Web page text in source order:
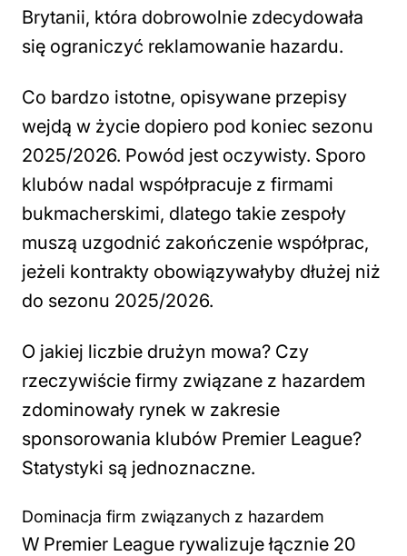
Brytanii, która dobrowolnie zdecydowała
się ograniczyć reklamowanie hazardu.
Co bardzo istotne, opisywane przepisy
wejdą w życie dopiero pod koniec sezonu
2025/2026. Powód jest oczywisty. Sporo
klubów nadal współpracuje z firmami
bukmacherskimi, dlatego takie zespoły
muszą uzgodnić zakończenie współprac,
jeżeli kontrakty obowiązywałyby dłużej niż
do sezonu 2025/2026.
O jakiej liczbie drużyn mowa? Czy
rzeczywiście firmy związane z hazardem
zdominowały rynek w zakresie
sponsorowania klubów Premier League?
Statystyki są jednoznaczne.
Dominacja firm związanych z hazardem
W Premier League rywalizuje łącznie 20